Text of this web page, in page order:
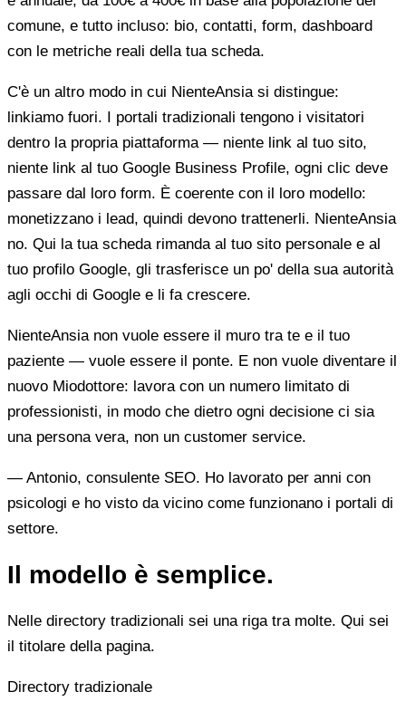
comune, e tutto incluso: bio, contatti, form, dashboard
con le metriche reali della tua scheda.
C'è un altro modo in cui NienteAnsia si distingue:
linkiamo fuori. I portali tradizionali tengono i visitatori
dentro la propria piattaforma — niente link al tuo sito,
niente link al tuo Google Business Profile, ogni clic deve
passare dal loro form. È coerente con il loro modello:
monetizzano i lead, quindi devono trattenerli. NienteAnsia
no. Qui la tua scheda rimanda al tuo sito personale e al
tuo profilo Google, gli trasferisce un po' della sua autorità
agli occhi di Google e li fa crescere.
NienteAnsia non vuole essere il muro tra te e il tuo
paziente — vuole essere il ponte. E non vuole diventare il
nuovo Miodottore: lavora con un numero limitato di
professionisti, in modo che dietro ogni decisione ci sia
una persona vera, non un customer service.
— Antonio, consulente SEO. Ho lavorato per anni con
psicologi e ho visto da vicino come funzionano i portali di
settore.
Il modello è semplice.
Nelle directory tradizionali sei una riga tra molte. Qui sei
il titolare della pagina.
Directory tradizionale